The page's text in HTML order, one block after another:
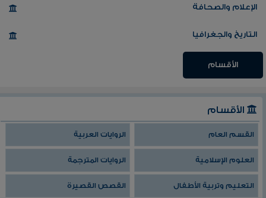
الإعلام والصحافة
التاريخ والجغرافيا
الأقسام
الأقسام
القسم العام الروايات العربية
العلوم الإسلامية الروايات المترجمة
التعليم وتربية الأطفال القصص القصيرة